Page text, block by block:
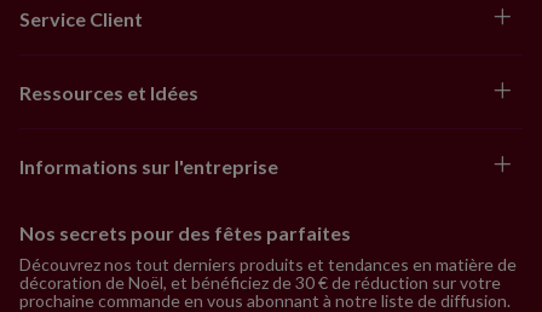
Service Client
Ressources et Idées
Informations sur l'entreprise
Nos secrets pour des fêtes parfaites
Découvrez nos tout derniers produits et tendances en matière de
décoration de Noël, et bénéficiez de 30 € de réduction sur votre
prochaine commande en vous abonnant à notre liste de diffusion.